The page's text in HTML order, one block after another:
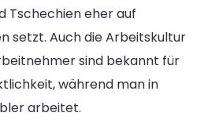
Tschechien eher auf
setzt. Auch die Arbeitskultur
sind bekannt für
während man in
arbeitet.